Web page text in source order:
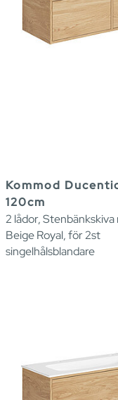
Kommod
120cm
2 lådor, Stenbänkskiva
Beige Royal, för 2st
singelhålsblandare